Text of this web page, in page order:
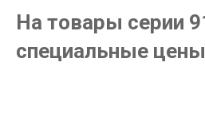
На товары
специальные